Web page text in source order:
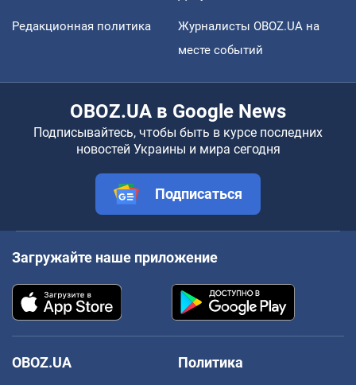
Редакционная политика
Журналисты OBOZ.UA на
месте событий
OBOZ.UA в Google News
Подписывайтесь, чтобы быть в курсе последних
новостей Украины и мира сегодня
Подписаться
Загружайте наше приложение
OBOZ.UA
Политика